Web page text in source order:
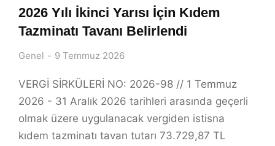
2026 Yılı İkinci Yarısı İçin Kıdem
Tazminatı Tavanı Belirlendi
Genel 9 Temmuz 2026
VERGİ SİRKÜLERİ NO: 2026-98 // 1 Temmuz
2026 - 31 Aralık 2026 tarihleri arasında geçerli
olmak üzere uygulanacak vergiden istisna
kıdem tazminatı tavan tutarı 73.729,87 TL